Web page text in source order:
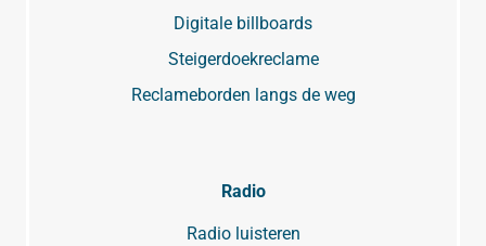
Digitale billboards
Steigerdoekreclame
Reclameborden langs de weg
Radio
Radio luisteren